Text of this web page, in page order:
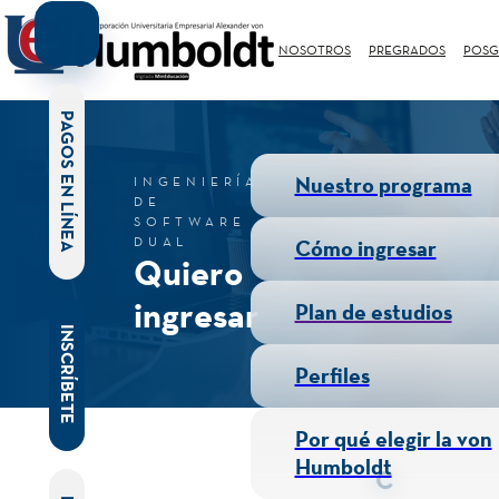
NOSOTROS PREGRADOS
INGENIERÍA
DE
SOFTWARE
DUAL
Quiero
ingresar
C
Nuestro programa
Cómo ingresar
Plan de estudios
Perfiles
Por qué elegir la von
Humboldt
PAGOS EN LÍNEA
INSCRÍBETE